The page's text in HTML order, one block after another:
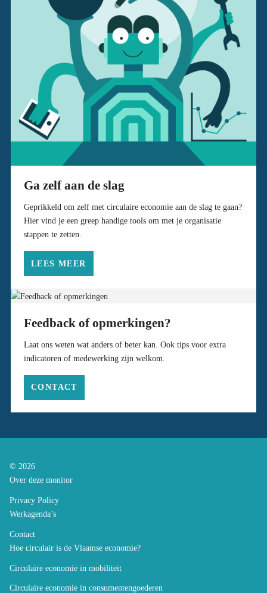
Ga zelf aan de slag
Geprikkeld om zelf met circulaire economie aan de slag te gaan?
Hier vind je een greep handige tools om met je organisatie
stappen te zetten.
LEES MEER
Feedback of opmerkingen?
Laat ons weten wat anders of beter kan. Ook tips voor extra
indicatoren of medewerking zijn welkom.
CONTACT
© 2026
Over deze monitor
Privacy Policy
Werkagenda’s
Contact
Hoe circulair is de Vlaamse economie?
Circulaire economie in mobiliteit
Circulaire economie in consumentengoederen